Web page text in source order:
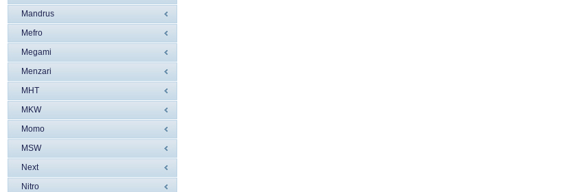
Mandrus
Mefro
Megami
Menzari
MHT
MKW
Momo
MSW
Next
Nitro